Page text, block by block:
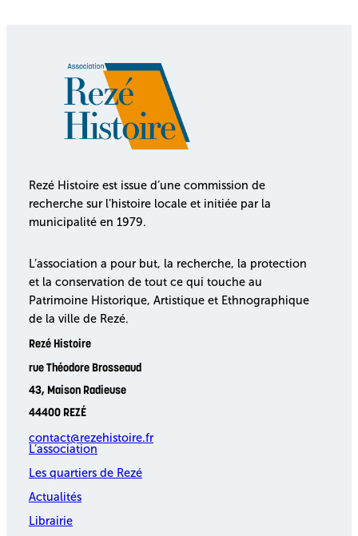
Rezé Histoire est issue d’une commission de
recherche sur l’histoire locale et initiée par la
municipalité en 1979.
L’association a pour but, la recherche, la protection
et la conservation de tout ce qui touche au
Patrimoine Historique, Artistique et Ethnographique
de la ville de Rezé.
Rezé Histoire
rue Théodore Brosseaud
43, Maison Radieuse
44400 REZÉ
contact@rezehistoire.fr
L’association
Les quartiers de Rezé
Actualités
Librairie